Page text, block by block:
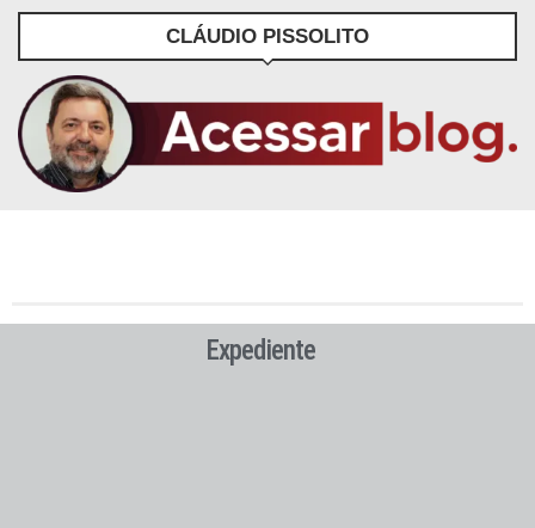
CLÁUDIO PISSOLITO
Expediente